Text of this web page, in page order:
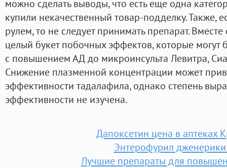
можно сделать выводы, что есть еще одна
купили некачественный товар-подделку. Также,
рулем, то не следует принимать препарат.
целый букет побочных эффектов, которые могут
с повышением АД до микроинсульта Левитра,
Снижение плазменной концентрации может
эффективности тадалафила, однако степень
эффективности не изучена.
Дапоксетин цена в аптеках
Энтерофурил
Лучшие препараты для